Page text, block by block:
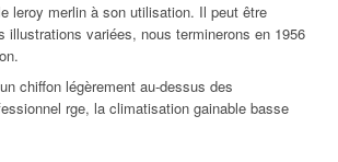
leroy merlin à son utilisation. Il peut être
illustrations variées, nous terminerons en 1956
chiffon légèrement au-dessus des
rge, la climatisation gainable basse